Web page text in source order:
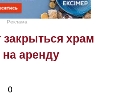
Реклама
храм
аренду
0